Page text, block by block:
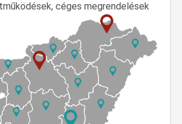
céges megrendelések